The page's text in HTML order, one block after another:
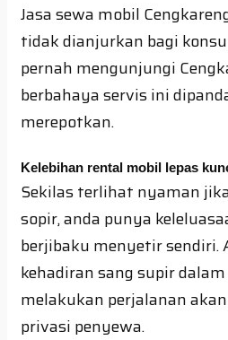
Jasa sewa mobil
tidak dianjurkan bagi
pernah mengunjungi
berbahaya servis ini
merepotkan.
Kelebihan rental mobil lepas
Sekilas terlihat nyaman
sopir, anda punya
berjibaku menyetir sendiri.
kehadiran sang supir
melakukan perjalanan
privasi penyewa.